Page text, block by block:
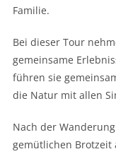
Familie.
Bei dieser Tour
gemeinsame
führen sie
die Natur mit allen
Nach der
gemütlichen Brotzeit